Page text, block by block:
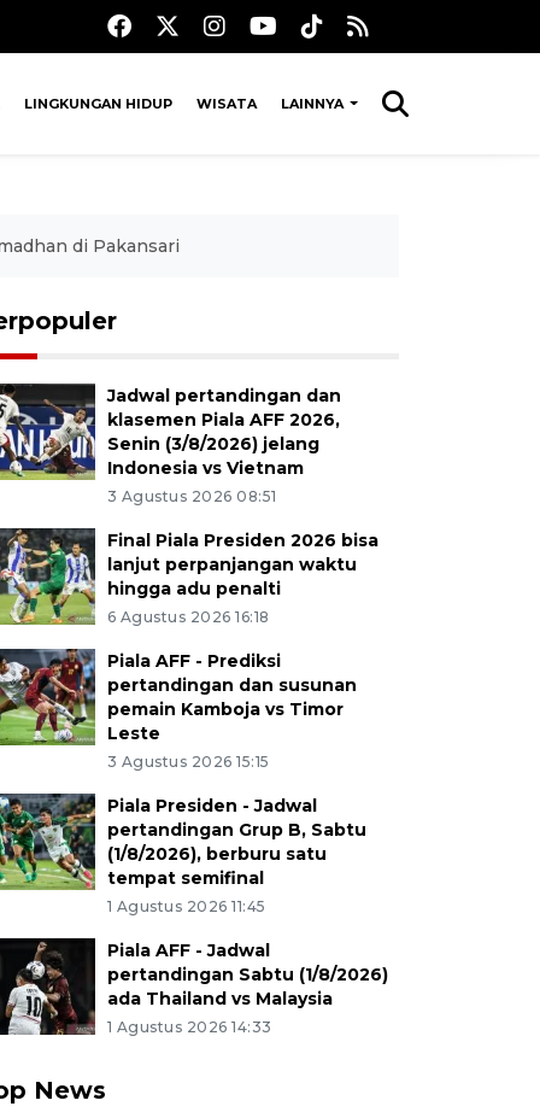
LINGKUNGAN HIDUP WISATA LAINNYA
di Pakansari
Jadwal pertandingan dan
klasemen Piala AFF 2026,
Senin (3/8/2026) jelang
Indonesia vs Vietnam
3 Agustus 2026 08:51
Final Piala Presiden 2026 bisa
lanjut perpanjangan waktu
hingga adu penalti
6 Agustus 2026 16:18
Piala AFF - Prediksi
pertandingan dan susunan
pemain Kamboja vs Timor
Leste
3 Agustus 2026 15:15
Piala Presiden - Jadwal
pertandingan Grup B, Sabtu
(1/8/2026), berburu satu
tempat semifinal
1 Agustus 2026 11:45
Piala AFF - Jadwal
pertandingan Sabtu (1/8/2026)
ada Thailand vs Malaysia
1 Agustus 2026 14:33
News